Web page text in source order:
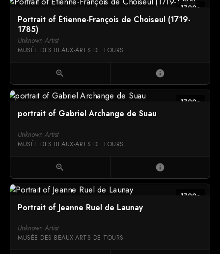
1700c
Portrait of Étienne-François de Choiseul (1719-
1785)
Unknown Artist
MUSÉE DES BEAUX-ARTS DE TOURS
zoom_in info
1700c
portrait of Gabriel Archange de Suau
Unknown Artist
MUSÉE DES BEAUX-ARTS DE TOURS
zoom_in info
1700c
Portrait of Jeanne Ruel de Launay
Unknown Artist
MUSÉE DES BEAUX-ARTS DE TOURS